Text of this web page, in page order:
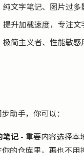
纯文字笔记、图片过多
提升加载速度，专注文
极简主义者、性能敏感
助手，你可以：
笔记 - 重要内容选择本
的仓库里，再也不用